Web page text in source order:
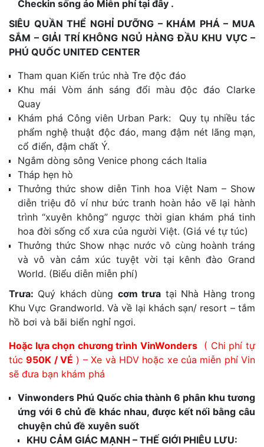
Checkin sống ảo Miễn phí tại đây .
SIÊU QUẦN THỂ NGHỈ DƯỠNG – KHÁM PHÁ – MUA
SẮM – GIẢI TRÍ KHÔNG NGỦ HÀNG ĐẦU KHU VỰC –
PHÚ QUỐC UNITED CENTER
Tham quan Kiến trúc nhà Tre độc đáo
Khu mái Vòm ánh sáng đổi màu độc đáo Clarke
Quay
Khám phá Công viên Urban Park: Quy tụ nhiều tác
phẩm nghệ thuật độc đáo, mang đậm nét lãng mạn,
cổ điển, đậm chất Ý.
Ngắm dòng sông Venice phong cách Italia
Tháp hẹn hò
Thưởng thức show diễn Tinh hoa Việt Nam – Show
diễn triệu đô ví như bức tranh hoàn hảo vẽ lại hành
trình “xuyên không” ngược thời gian khám phá tinh
hoa đời sống cổ xưa của người Việt. (Giá vé tự túc)
Thưởng thức Show nhạc nước vô cùng hoành tráng
và vô vàn cảm xúc tuyệt vời tại kênh đào Grand
World. (Biểu diễn miễn phí)
Trưa: Quý khách dùng cơm trưa tại Nhà Hàng trong
Khu Vực Grandworld. Và về lại khách sạn/ resort – tắm
hồ bơi và bãi biển nghỉ ngơi.
Hoặc lựa chọn chương trình VinWonders ( Chi phí tự
túc950K / VÉ ) –Xe và HDV hoặc xe của miễn phí Vin
sẽ đưa bạn khám phá
Vinwonders Phú Quốc chia thành 6 phân khu tương
ứng với 6 chủ đề khác nhau, được kết nối bằng câu
chuyện chủ đề xuyên suốt
KHU CẢM GIÁC MẠNH – THẾ GIỚI PHIÊU LƯU: